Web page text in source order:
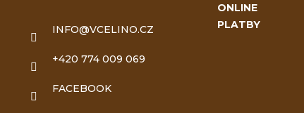
INFO@VCELINO.CZ
+420 774 009 069
FACEBOOK
ONLINE
PLATBY